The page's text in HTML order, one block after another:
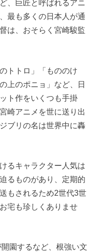
、巨匠と呼ばれるアニ
最も多くの日本人が通
は、おそらく宮崎駿監
トトロ」「もののけ
上のポニョ」など、日
ト作をいくつも手掛
崎アニメを世に送り出
ブリの名は世界中に轟
るキャラクター人気は
るものがあり、定期的
もされるため2世代3世
宅も珍しくありませ
園するなど、根強い文